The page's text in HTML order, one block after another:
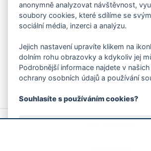
Aplikace Mobilní
Chcete dostávat do svého mobilu či
ankety, pozvánky na kulturní a
Více informací o aplikaci
© 2026 Magistrát města Zlína
Prohlášení
anonymně analyzovat návštěvnost,
soubory cookies, které sdílíme se
sociální média, inzerci a analýzu.
Jejich nastavení upravíte klikem na
dolním rohu obrazovky a kdykoliv jej
Podrobnější informace najdete v
ochrany osobních údajů a používání
Souhlasíte s používáním cookies?